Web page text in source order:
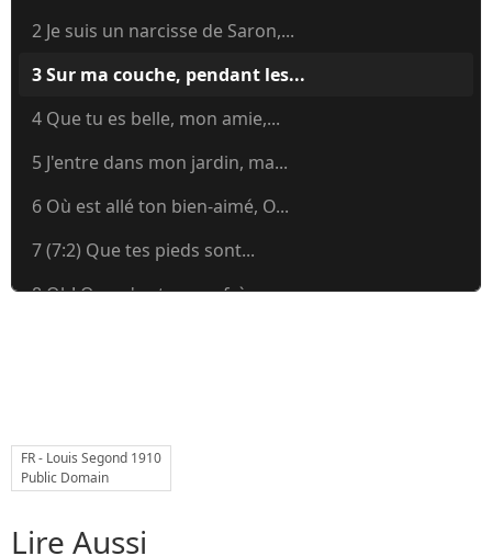
2 Je suis un narcisse de Saron,...
3 Sur ma couche, pendant les...
4 Que tu es belle, mon amie,...
5 J'entre dans mon jardin, ma...
6 Où est allé ton bien-aimé, O...
7 (7:2) Que tes pieds sont...
8 Oh! Que n'es-tu mon frère,...
Livre d'Hénoch
FR - Louis Segond 1910
Public Domain
Lire Aussi